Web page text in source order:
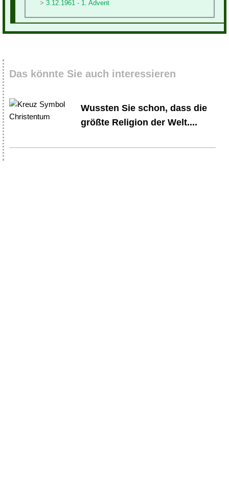
3.12.1961 - 1. Advent
Das könnte Sie auch interessieren
Wussten Sie schon, dass die
größte Religion der Welt....